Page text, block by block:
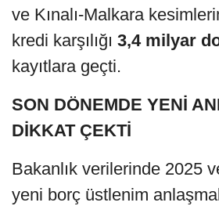
ve Kınalı-Malkara
kredi karşılığı 3,4 milyar
kayıtlara geçti.
SON DÖNEMDE YENİ
DİKKAT ÇEKTİ
Bakanlık verilerinde 2025
yeni borç üstlenim